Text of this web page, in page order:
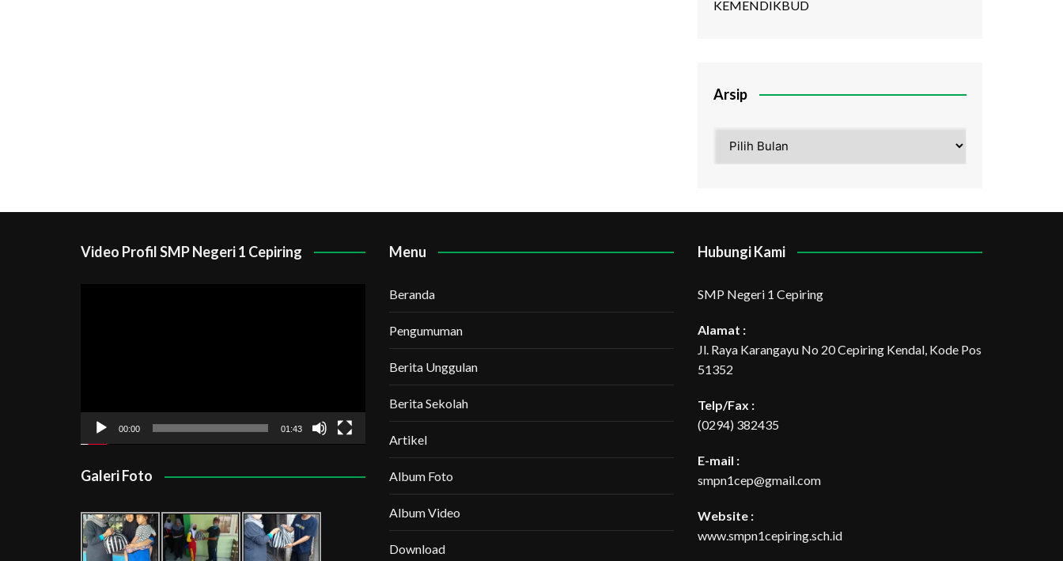
KEMENDIKBUD
Arsip
Video Profil SMP Negeri 1 Cepiring
00:00 01:43
Galeri Foto
Menu
Beranda
Pengumuman
Berita Unggulan
Berita Sekolah
Artikel
Album Foto
Album Video
Download
Hubungi Kami
SMP Negeri 1 Cepiring
Alamat :
Jl. Raya Karangayu No 20 Cepiring Kendal, Kode Pos
51352
Telp/Fax :
(0294) 382435
E-mail :
smpn1cep@gmail.com
Website :
www.smpn1cepiring.sch.id